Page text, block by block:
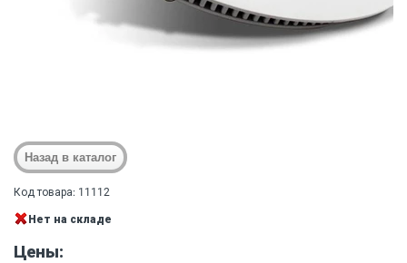
Код товара: 11112
Нет на складе
Цены: